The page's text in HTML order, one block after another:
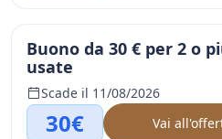
Buono da 30 € per 2 o
usate
Scade il 11/08/2026
30€ Vai